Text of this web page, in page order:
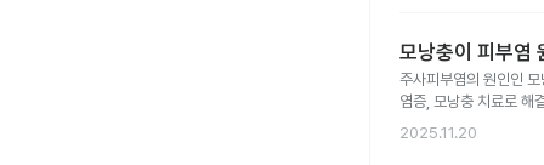
모낭충이 피부염
주사피부염의 원인인
염증, 모낭충 치료로 해
2025.11.20